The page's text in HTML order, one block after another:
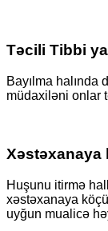
Təcili Tibbi
Bayılma halında
müdaxiləni onlar
Xəstəxanaya
Huşunu itirmə
xəstəxanaya
uyğun mualicə